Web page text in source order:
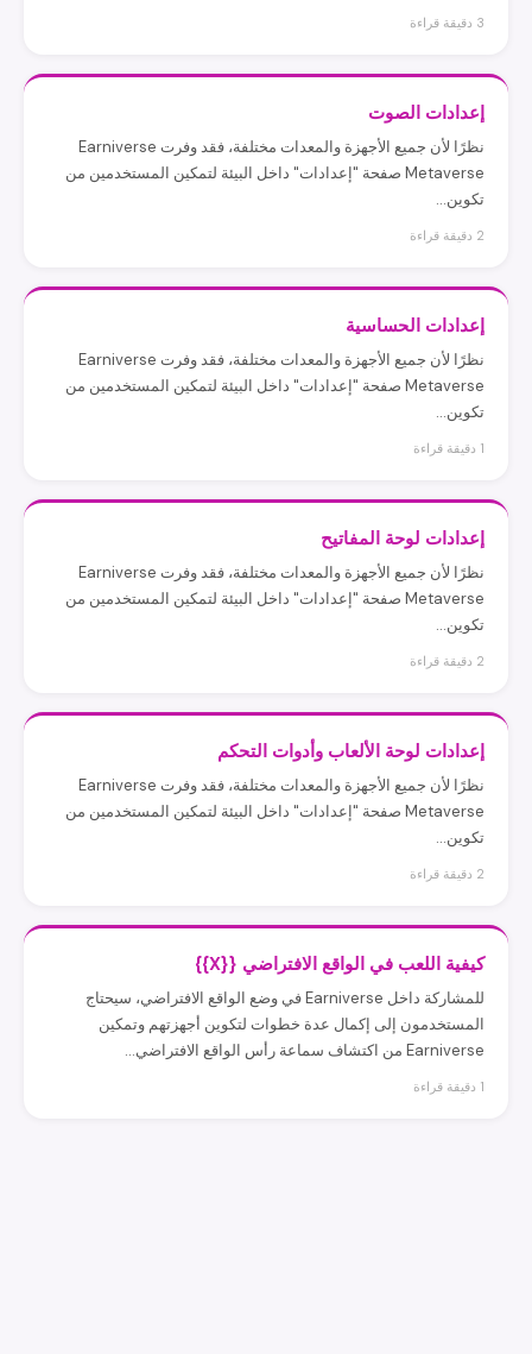
3 دقيقة قراءة
إعدادات الصوت
نظرًا لأن جميع الأجهزة والمعدات مختلفة، فقد وفرت Earniverse
Metaverse صفحة "إعدادات" داخل البيئة لتمكين المستخدمين من
تكوين...
2 دقيقة قراءة
إعدادات الحساسية
نظرًا لأن جميع الأجهزة والمعدات مختلفة، فقد وفرت Earniverse
Metaverse صفحة "إعدادات" داخل البيئة لتمكين المستخدمين من
تكوين...
1 دقيقة قراءة
إعدادات لوحة المفاتيح
نظرًا لأن جميع الأجهزة والمعدات مختلفة، فقد وفرت Earniverse
Metaverse صفحة "إعدادات" داخل البيئة لتمكين المستخدمين من
تكوين...
2 دقيقة قراءة
إعدادات لوحة الألعاب وأدوات التحكم
نظرًا لأن جميع الأجهزة والمعدات مختلفة، فقد وفرت Earniverse
Metaverse صفحة "إعدادات" داخل البيئة لتمكين المستخدمين من
تكوين...
2 دقيقة قراءة
كيفية اللعب في الواقع الافتراضي {{X}}
للمشاركة داخل Earniverse في وضع الواقع الافتراضي، سيحتاج
المستخدمون إلى إكمال عدة خطوات لتكوين أجهزتهم وتمكين
Earniverse من اكتشاف سماعة رأس الواقع الافتراضي...
1 دقيقة قراءة